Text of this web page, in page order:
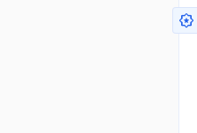
award_star